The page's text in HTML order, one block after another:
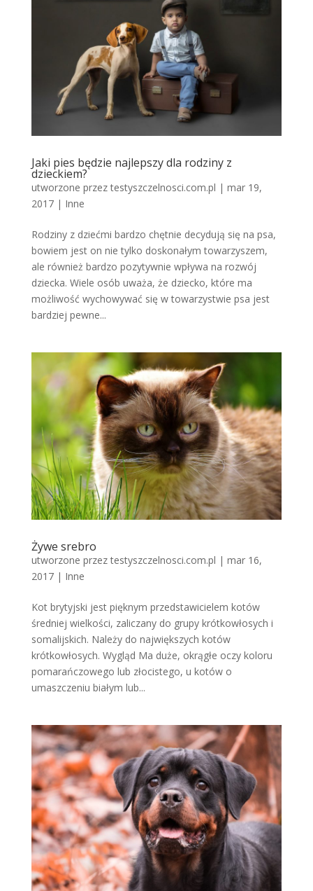
Jaki pies będzie najlepszy dla rodziny z
dzieckiem?
utworzone przeztestyszczelnosci.com.pl | mar 19,
2017| Inne
Rodziny z dziećmi bardzo chętnie decydują się na psa,
bowiem jest on nie tylko doskonałym towarzyszem,
ale również bardzo pozytywnie wpływa na rozwój
dziecka. Wiele osób uważa, że dziecko, które ma
możliwość wychowywać się w towarzystwie psa jest
bardziej pewne...
Żywe srebro
utworzone przeztestyszczelnosci.com.pl | mar 16,
2017| Inne
Kot brytyjski jest pięknym przedstawicielem kotów
średniej wielkości, zaliczany do grupy krótkowłosych i
somalijskich. Należy do największych kotów
krótkowłosych. Wygląd Ma duże, okrągłe oczy koloru
pomarańczowego lub złocistego, u kotów o
umaszczeniu białym lub...